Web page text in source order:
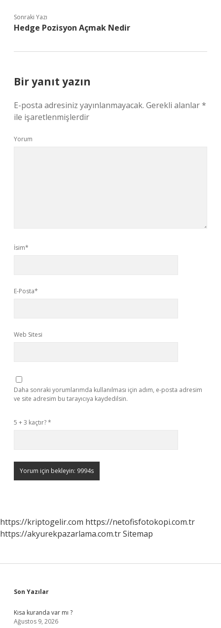
Sonraki Yazı
Hedge Pozisyon Açmak Nedir
Bir yanıt yazın
E-posta adresiniz yayınlanmayacak. Gerekli alanlar*
ile işaretlenmişlerdir
Yorum
İsim*
E-Posta*
Web Sitesi
Daha sonraki yorumlarımda kullanılması için adım, e-posta adresim
ve site adresim bu tarayıcıya kaydedilsin.
5 + 3 kaçtır?*
https://kriptogelir.com https://netofisfotokopi.com.tr
https://akyurekpazarlama.com.trSitemap
Sidebar
Son Yazılar
Kısa kuranda var mı ?
Ağustos 9, 2026